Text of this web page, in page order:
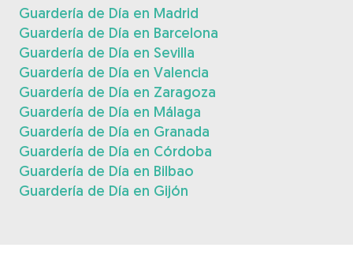
Guardería de Día en Madrid
Guardería de Día en Barcelona
Guardería de Día en Sevilla
Guardería de Día en Valencia
Guardería de Día en Zaragoza
Guardería de Día en Málaga
Guardería de Día en Granada
Guardería de Día en Córdoba
Guardería de Día en Bilbao
Guardería de Día en Gijón